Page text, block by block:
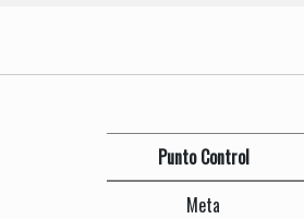
Punto Control
Meta